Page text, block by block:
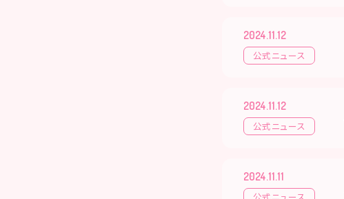
2024.11.12
公式ニュース
2024.11.12
公式ニュース
2024.11.11